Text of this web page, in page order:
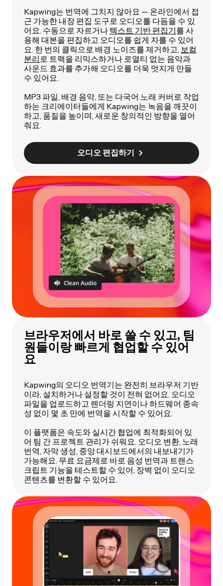
Kapwing는 번역에 그치지 않아요 — 온라인에서 접
근 가능한 내장 편집 도구로 오디오를 다듬을 수 있
어요. 수동으로 자르거나 텍스트 기반 편집기를 사
용해 대본을 편집하고 오디오를 쉽게 자를 수 있어
요. 한 번의 클릭으로 배경 노이즈를 제거하고, 보컬
분리 로 트랙을 리믹스하거나 로열티 없는 음악과
사운드 효과를 추가해 오디오를 더욱 멋지게 만들
수 있어요.
MP3 파일, 배경 음악, 또는 다국어 노래 커버로 작업
하는 크리에이터들에게 Kapwing는 녹음을 깨끗이
하고, 품질을 높이며, 새로운 창의적인 방향을 열어
줘요.
오디오 편집하기
브라우저에서 바로 쓸 수 있고, 팀
원들이랑 빠르게 협업할 수 있어
요
Kapwing의 오디오 번역기는 완전히 브라우저 기반
이라, 설치하거나 설정할 것이 전혀 없어요. 오디오
파일을 업로드하고 렌더링 지연이나 하드웨어 종속
성 없이 몇 초 만에 번역을 시작할 수 있어요.
이 플랫폼은 속도와 실시간 협업에 최적화되어 있
어 팀 간 프로젝트 관리가 쉬워요. 오디오 변환, 노래
번역, 자막 생성, 중앙 대시보드에서의 내보내기가
가능해요. 무료 요금제로 바로 음성 번역과 트랜스
크립트 기능을 테스트할 수 있어, 장벽 없이 오디오
콘텐츠를 변환할 수 있어요.